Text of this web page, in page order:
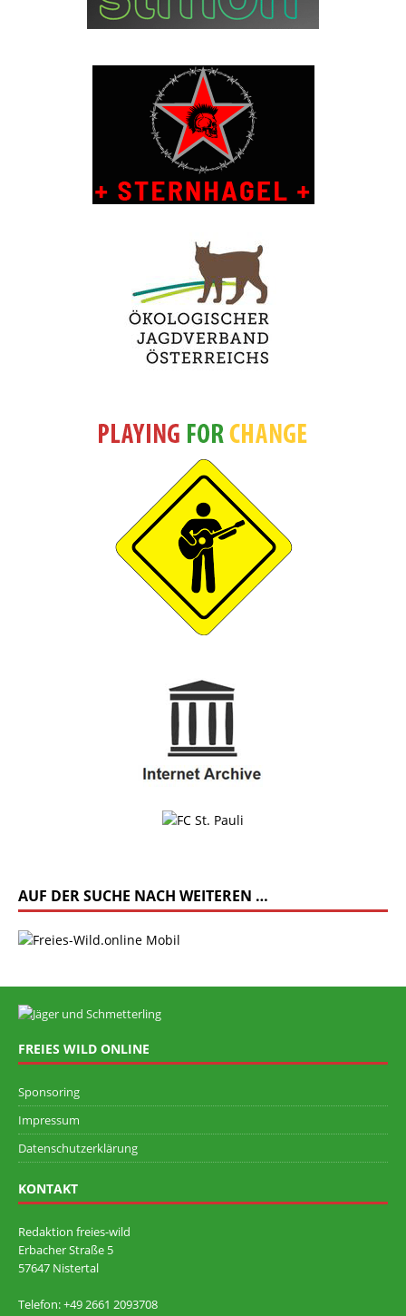
AUF DER SUCHE NACH WEITEREN …
FREIES WILD ONLINE
Sponsoring
Impressum
Datenschutzerklärung
KONTAKT
Redaktion freies-wild
Erbacher Straße 5
57647 Nistertal
Telefon: +49 ‭2661 2093708